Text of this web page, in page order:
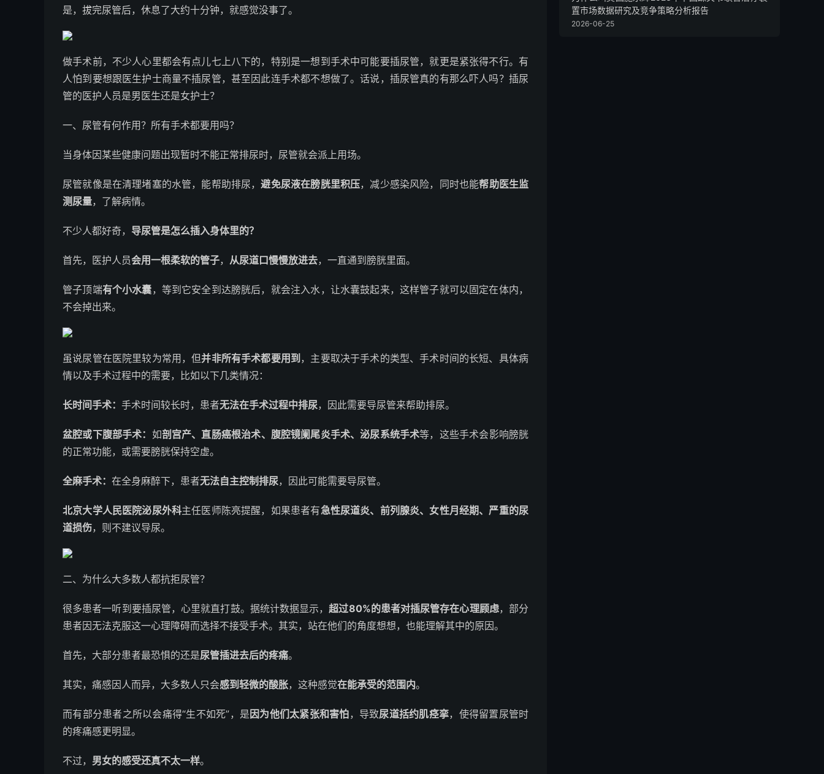
是，拔完尿管后，休息了大约十分钟，就感觉没事了。
做手术前，不少人心里都会有点儿七上八下的，特别是一想到手术中可能要插尿管，就更是紧张得不行。有
人怕到要想跟医生护士商量不插尿管，甚至因此连手术都不想做了。话说，插尿管真的有那么吓人吗？插尿
管的医护人员是男医生还是女护士？
一、尿管有何作用？所有手术都要用吗？
当身体因某些健康问题出现暂时不能正常排尿时，尿管就会派上用场。
尿管就像是在清理堵塞的水管，能帮助排尿，避免尿液在膀胱里积压，减少感染风险，同时也能帮助医生监
测尿量，了解病情。
不少人都好奇， 导尿管是怎么插入身体里的？
首先，医护人员会用一根柔软的管子， 从尿道口慢慢放进去，一直通到膀胱里面。
管子顶端有个小水囊，等到它安全到达膀胱后，就会注入水，让水囊鼓起来，这样管子就可以固定在体内，
不会掉出来。
虽说尿管在医院里较为常用，但并非所有手术都要用到 ，主要取决于手术的类型、手术时间的长短、具体病
情以及手术过程中的需要，比如以下几类情况：
长时间手术： 手术时间较长时，患者无法在手术过程中排尿，因此需要导尿管来帮助排尿。
盆腔或下腹部手术： 如剖宫产、直肠癌根治术、腹腔镜阑尾炎手术、泌尿系统手术等，这些手术会影响膀胱
的正常功能，或需要膀胱保持空虚。
全麻手术： 在全身麻醉下，患者无法自主控制排尿，因此可能需要导尿管。
北京大学人民医院泌尿外科主任医师陈亮提醒，如果患者有急性尿道炎、前列腺炎、女性月经期、严重的尿
道损伤，则不建议导尿。
二、为什么大多数人都抗拒尿管？
很多患者一听到要插尿管，心里就直打鼓。据统计数据显示，超过80%的患者对插尿管存在心理顾虑，部分
患者因无法克服这一心理障碍而选择不接受手术。其实，站在他们的角度想想，也能理解其中的原因。
首先，大部分患者最恐惧的还是尿管插进去后的疼痛。
其实，痛感因人而异，大多数人只会感到轻微的酸胀，这种感觉在能承受的范围内。
而有部分患者之所以会痛得“生不如死”，是 因为他们太紧张和害怕，导致尿道括约肌痉挛，使得留置尿管时
的疼痛感更明显。
不过， 男女的感受还真不太一样。
置市场数据研究及竞争策略分析报告
2026-06-25